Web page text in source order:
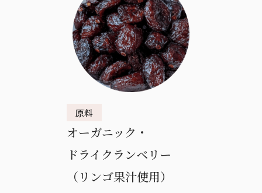
オーガニック・
ドライクランベリー
（リンゴ果汁使用）